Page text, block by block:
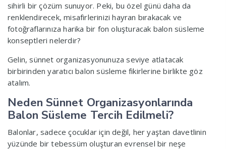
sihirli bir çözüm sunuyor. Peki, bu özel günü daha da
renklendirecek, misafirlerinizi hayran bırakacak ve
fotoğraflarınıza harika bir fon oluşturacak balon süsleme
konseptleri nelerdir?
Gelin, sünnet organizasyonunuza seviye atlatacak
birbirinden yaratıcı balon süsleme fikirlerine birlikte göz
atalım.
Neden Sünnet Organizasyonlarında
Balon Süsleme Tercih Edilmeli?
Balonlar, sadece çocuklar için değil, her yaştan davetlinin
yüzünde bir tebessüm oluşturan evrensel bir neşe